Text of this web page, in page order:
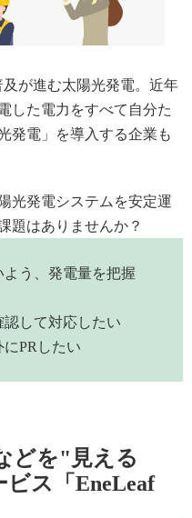
が進む太陽光発電。近年
した電力をすべて自分た
発電」を導入する企業も
光発電システムを安定運
題はありませんか？
う、発電量を把握
して対応したい
PRしたい
どを"見える
ス「EneLeaf